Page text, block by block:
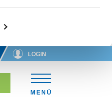
LOGIN
MENÜ